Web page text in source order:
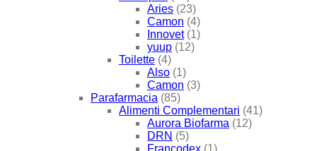
Aries (23)
Camon (4)
Innovet (1)
yuup (12)
Toilette (4)
Also (1)
Camon (3)
Parafarmacia (85)
Alimenti Complementari (41)
Aurora Biofarma (12)
DRN (5)
Francodex (1)